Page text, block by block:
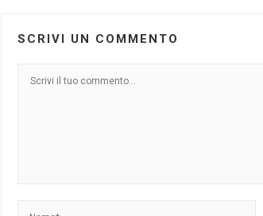
SCRIVI UN COMMENTO